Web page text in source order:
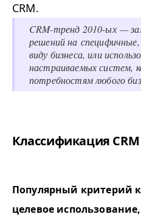
CRM.
CRM-тренд 2010-ых —
решений на
виду бизнеса, или
настраиваемых систем,
потребностям любого
Классификация
Популярный критерий
целевое